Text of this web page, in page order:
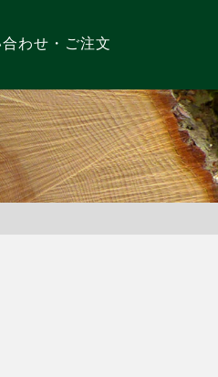
わせ・ご注文